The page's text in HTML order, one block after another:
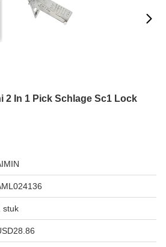
2 In 1 Pick Schlage Sc1 Lock
stuk